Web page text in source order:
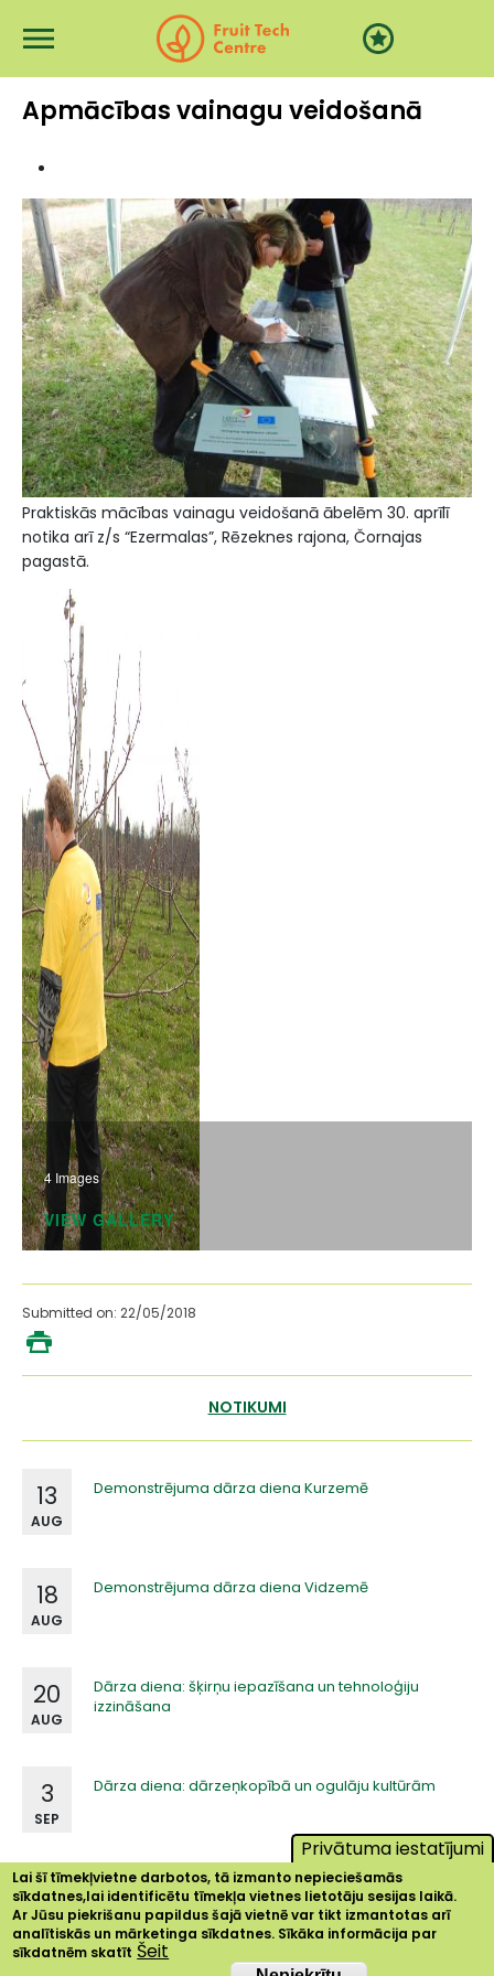
Apmācības vainagu veidošanā
Praktiskās mācības vainagu veidošanā ābelēm 30. aprīlī
notika arī z/s “Ezermalas”, Rēzeknes rajona, Čornajas
pagastā.
4 Images
VIEW GALLERY
Submitted on: 22/05/2018
NOTIKUMI
Demonstrējuma dārza diena Kurzemē
13
AUG
Demonstrējuma dārza diena Vidzemē
18
AUG
Dārza diena: šķirņu iepazīšana un tehnoloģiju
izzināšana
20
AUG
Dārza diena: dārzeņkopībā un ogulāju kultūrām
3
SEP
Privātuma iestatījumi
Lai šī tīmekļvietne darbotos, tā izmanto nepieciešamās
sīkdatnes,lai identificētu tīmekļa vietnes lietotāju sesijas laikā.
Ar Jūsu piekrišanu papildus šajā vietnē var tikt izmantotas arī
analītiskās un mārketinga sīkdatnes. Sīkāka informācija par
sīkdatnēm skatīt Šeit
Nepiekrītu